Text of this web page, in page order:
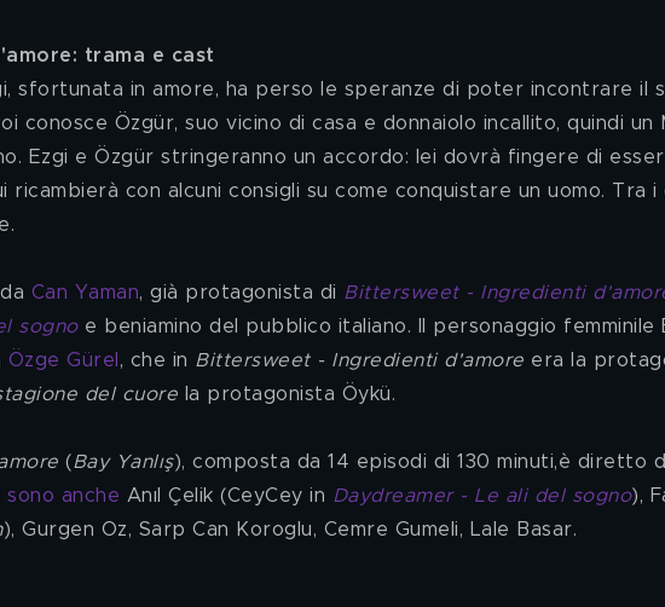
trama e cast
conosce Özgür, suo vicino di casa e donnaiolo incallito, quindi un
Ezgi e Özgür stringeranno un accordo: lei dovrà fingere di
ricambierà con alcuni consigli su come conquistare un uomo. Tra i
Can Yaman, già protagonista di Bittersweet - Ingredienti
sogno e beniamino del pubblico italiano. Il personaggio femminile
Özge Gürel , che in Bittersweet - Ingredienti d'amore era la
del cuore la protagonista Öykü.
(Bay Yanlış), composta da 14 episodi di 130 minuti,è diretto
sono anche Anıl Çelik (CeyCey in Daydreamer - Le ali del sogno),
), Gurgen Oz, Sarp Can Koroglu, Cemre Gumeli, Lale Basar.